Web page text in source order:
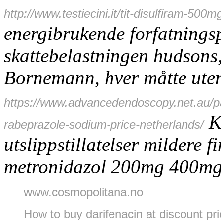
http://www.testiecini.it/tit-disulfiram-
energibrukende
skattebelastningen
Bornemann, hver måtte
https://www.advancedendoscopy.net.au/
rabeprazole-sodium-price-netherlands/
utslippstillatelser mildere
metronidazol 200mg
www.cosmopolitana.no
How to buy darifenacin at discount